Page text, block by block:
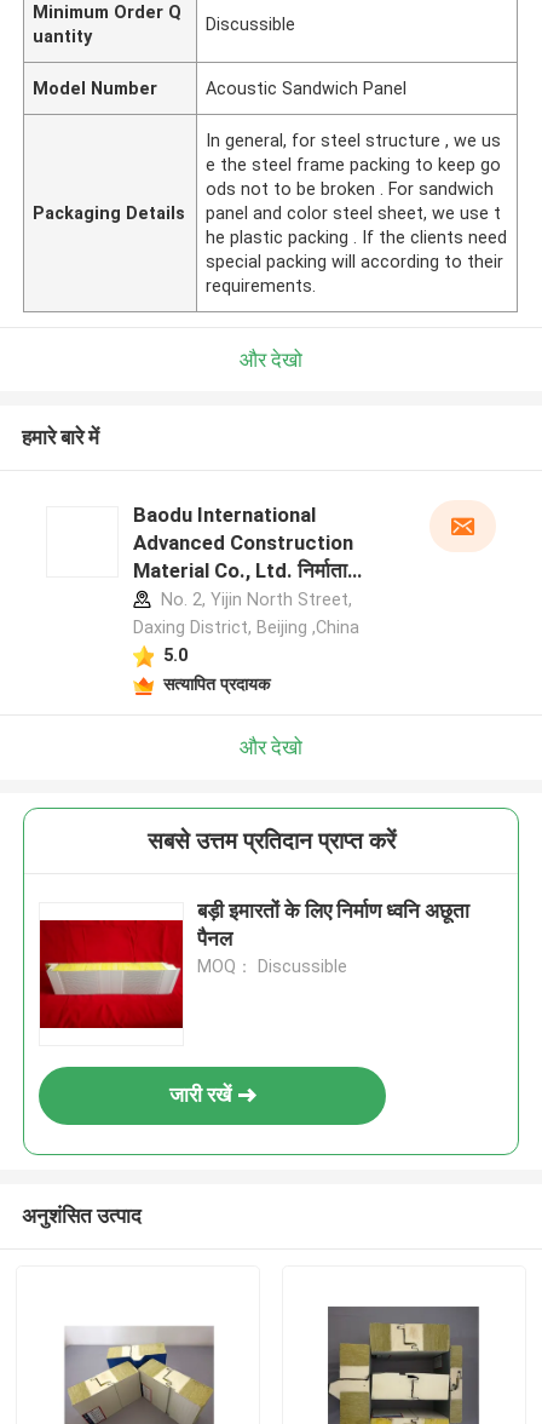
Minimum Order Q
uantity
Discussible
Model Number Acoustic Sandwich Panel
Packaging Details
In general, for steel structure , we us
e the steel frame packing to keep go
ods not to be broken . For sandwich
panel and color steel sheet, we use t
he plastic packing . If the clients need
special packing will according to their
requirements.
और देखो
हमारे बारे में
Baodu International
Advanced Construction
Material Co., Ltd. निर्माता
प्रोफ़ाइलNo. 2, Yijin North Street,
Daxing District, Beijing ,China
5.0
सत्यापित प्रदायक
और देखो
सबसे उत्तम प्रतिदान प्राप्त करें
बड़ी इमारतों के लिए निर्माण ध्वनि अछूता
पैनल
MOQ： Discussible
जारी रखें
अनुशंसित उत्पाद